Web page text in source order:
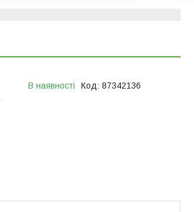
В наявності Код: 87342136